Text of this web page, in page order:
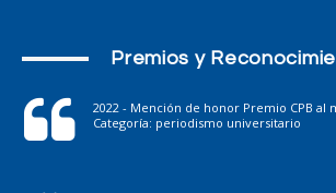
Premios y
2022 - Mención de honor Premio CPB
Categoría: periodismo universitario